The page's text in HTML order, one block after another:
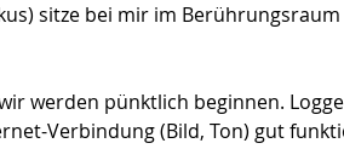
sitze bei mir im
werden pünktlich beginnen.
Verbindung (Bild, Ton) gut